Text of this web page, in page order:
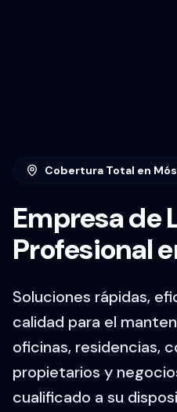
Cobertura Total en
Empresa de
Profesional
Soluciones rápidas,
calidad para el
oficinas, residencias,
propietarios y
cualificado a su